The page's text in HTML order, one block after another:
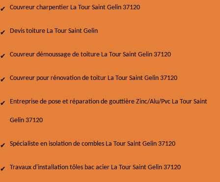
Couvreur charpentier La Tour Saint Gelin 37120
Devis toiture La Tour Saint Gelin
Couvreur démoussage de toiture La Tour Saint Gelin 37120
Couvreur pour rénovation de toitur La Tour Saint Gelin 37120
Entreprise de pose et réparation de gouttière Zinc/Alu/Pvc La Tour Saint
Gelin 37120
Spécialiste en isolation de combles La Tour Saint Gelin 37120
Travaux d'installation tôles bac acier La Tour Saint Gelin 37120